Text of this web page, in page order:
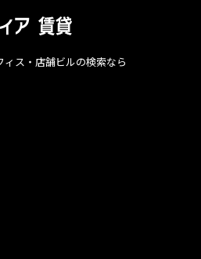
ス・店舗ビルの検索なら